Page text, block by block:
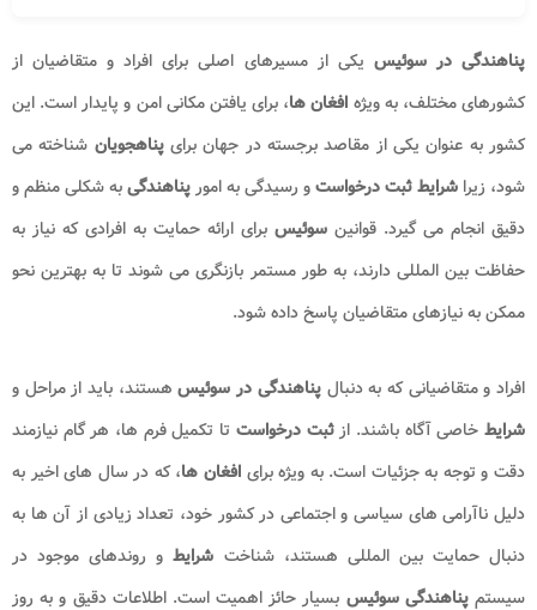
پناهندگی در سوئیس یکی از مسیرهای اصلی برای افراد و متقاضیان از
کشورهای مختلف، به ویژه افغان ها، برای یافتن مکانی امن و پایدار است. این
کشور به عنوان یکی از مقاصد برجسته در جهان برایپناهجویان شناخته می
شود، زیرا شرایطثبت درخواستو رسیدگی به امورپناهندگیبه شکلی منظم و
دقیق انجام می گیرد. قوانین سوئیس برای ارائه حمایت به افرادی که نیاز به
حفاظت بین المللی دارند، به طور مستمر بازنگری می شوند تا به بهترین نحو
ممکن به نیازهای متقاضیان پاسخ داده شود.
افراد و متقاضیانی که به دنبالپناهندگی در سوئیس هستند، باید از مراحل و
شرایطخاصی آگاه باشند. ازثبت درخواست تا تکمیل فرم ها، هر گام نیازمند
دقت و توجه به جزئیات است. به ویژه برایافغان ها، که در سال های اخیر به
دلیل ناآرامی های سیاسی و اجتماعی در کشور خود، تعداد زیادی از آن ها به
دنبال حمایت بین المللی هستند، شناخت شرایطو روندهای موجود در
سیستمپناهندگی سوئیس بسیار حائز اهمیت است. اطلاعات دقیق و به روز